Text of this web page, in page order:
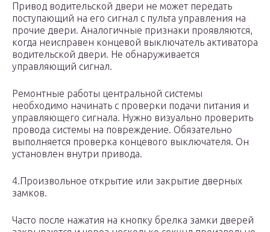
Привод водительской двери не может передать
поступающий на его сигнал с пульта управления на
прочие двери. Аналогичные признаки проявляются,
когда неисправен концевой выключатель активатора
водительской двери. Не обнаруживается
управляющий сигнал.
Ремонтные работы центральной системы
необходимо начинать с проверки подачи питания и
управляющего сигнала. Нужно визуально проверить
провода системы на повреждение. Обязательно
выполняется проверка концевого выключателя. Он
установлен внутри привода.
4.Произвольное открытие или закрытие дверных
замков.
Часто после нажатия на кнопку брелка замки дверей